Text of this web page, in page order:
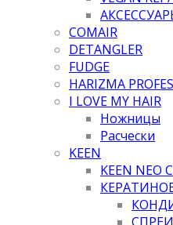
COMAIR
DETANGLER
FUDGE
HARIZMA
I LOVE MY HAIR
Ножницы
Расчески
KEEN
KEEN NEO